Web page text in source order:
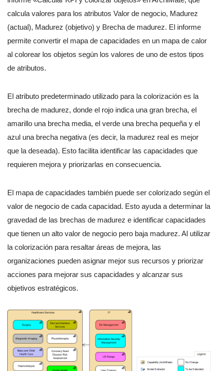
calcula valores para los atributos Valor de negocio, Madurez
(actual), Madurez (objetivo) y Brecha de madurez. El informe
permite convertir el mapa de capacidades en un mapa de calor
al colorear los objetos según los valores de uno de estos tipos
de atributos.
El atributo predeterminado utilizado para la colorización es la
brecha de madurez, donde el rojo indica una gran brecha, el
amarillo una brecha media, el verde una brecha pequeña y el
azul una brecha negativa (es decir, la madurez real es mejor
que la deseada). Esto facilita identificar las capacidades que
requieren mejora y priorizarlas en consecuencia.
El mapa de capacidades también puede ser colorizado según el
valor de negocio de cada capacidad. Esto ayuda a determinar la
gravedad de las brechas de madurez e identificar capacidades
que tienen un alto valor de negocio pero baja madurez. Al utilizar
la colorización para resaltar áreas de mejora, las
organizaciones pueden asignar mejor sus recursos y priorizar
acciones para mejorar sus capacidades y alcanzar sus
objetivos estratégicos.